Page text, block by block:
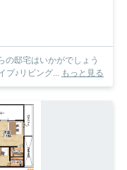
の邸宅はいかがでしょう
プ♪リビング... もっと見る